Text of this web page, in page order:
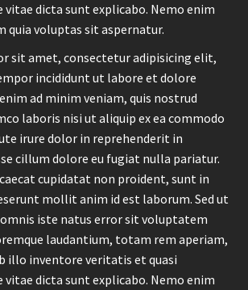
dicta sunt explicabo. Nemo enim
quia voluptas sit aspernatur.
sit amet, consectetur adipisicing elit,
incididunt ut labore et dolore
ad minim veniam, quis nostrud
laboris nisi ut aliquip ex ea commodo
irure dolor in reprehenderit in
cillum dolore eu fugiat nulla pariatur.
cupidatat non proident, sunt in
mollit anim id est laborum. Sed ut
iste natus error sit voluptatem
laudantium, totam rem aperiam,
illo inventore veritatis et quasi
dicta sunt explicabo. Nemo enim